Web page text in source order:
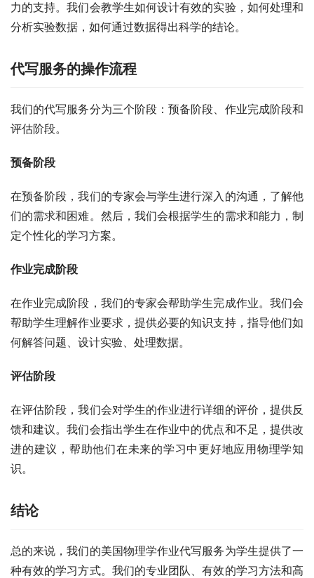
力的支持。我们会教学生如何设计有效的实验，如何处理和
分析实验数据，如何通过数据得出科学的结论。
代写服务的操作流程
我们的代写服务分为三个阶段：预备阶段、作业完成阶段和
评估阶段。
预备阶段
在预备阶段，我们的专家会与学生进行深入的沟通，了解他
们的需求和困难。然后，我们会根据学生的需求和能力，制
定个性化的学习方案。
作业完成阶段
在作业完成阶段，我们的专家会帮助学生完成作业。我们会
帮助学生理解作业要求，提供必要的知识支持，指导他们如
何解答问题、设计实验、处理数据。
评估阶段
在评估阶段，我们会对学生的作业进行详细的评价，提供反
馈和建议。我们会指出学生在作业中的优点和不足，提供改
进的建议，帮助他们在未来的学习中更好地应用物理学知
识。
结论
总的来说，我们的美国物理学作业代写服务为学生提供了一
种有效的学习方式。我们的专业团队、有效的学习方法和高